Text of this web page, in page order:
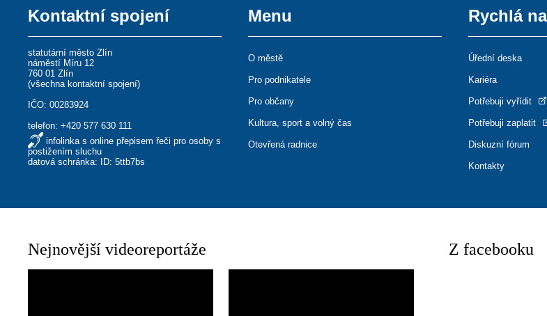
Kontaktní spojení
statutární město Zlín
náměstí Míru 12
760 01 Zlín
(všechna kontaktní spojení)
IČO: 00283924
telefon:+420 577 630 111
infolinka s online přepisem řeči pro osoby s
postižením sluchu
datová schránka: ID: 5ttb7bs
Menu
O městě
Pro podnikatele
Pro občany
Kultura, sport a volný čas
Otevřená radnice
Rychlá
Úřední deska
Kariéra
Potřebuji vyřídit
Potřebuji zaplatit
Diskuzní fórum
Kontakty
Nejnovější videoreportáže Z facebooku